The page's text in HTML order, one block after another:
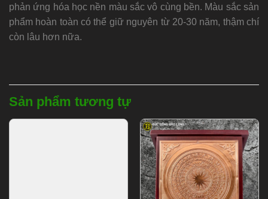
phản ứng hóa học nền màu sắc vô cùng bền. Màu sắc sản
phẩm hoàn toàn có thể giữ nguyên từ 20-30 năm, thậm chí
còn lâu hơn nữa.
Sản phẩm tương tự